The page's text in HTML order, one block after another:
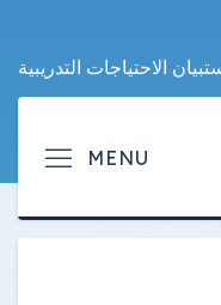
الاحتياجات التدريبية